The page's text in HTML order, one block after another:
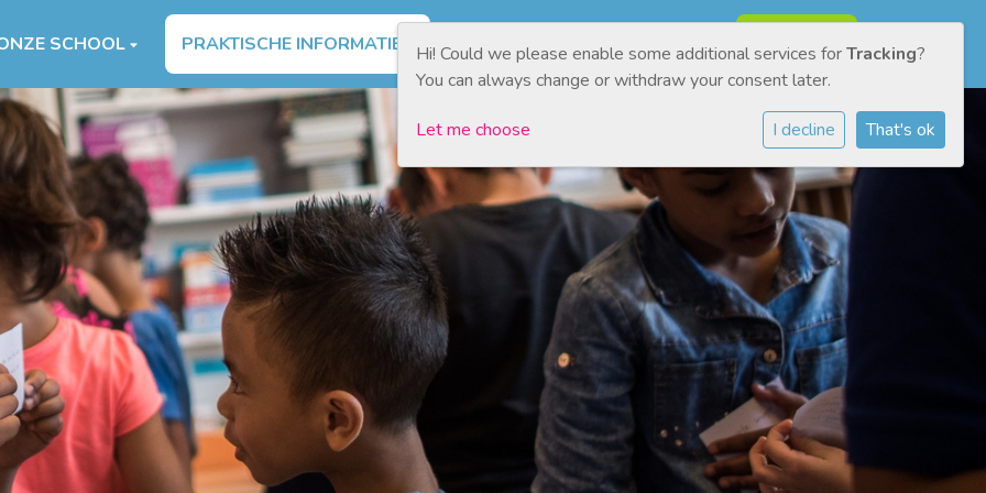
SCHOOL PRAKTISCHE INFORMATIE AANMELDEN CONTACT Inloggen
Hi! Could we please enable some additional services forTracking?
You can always change or withdraw your consent later.
Let me choose I decline That's ok